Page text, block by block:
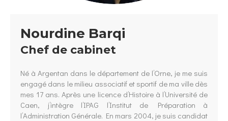
Nourdine Barqi
Chef de cabinet
Né à Argentan dans le département de l’Orne, je me suis
engagé dans le milieu associatif et sportif de ma ville dès
mes 17 ans. Après une licence d’Histoire à l’Université de
Caen, j’intègre l’IPAG l’Institut de Préparation à
l’Administration Générale. En mars 2004, je suis candidat